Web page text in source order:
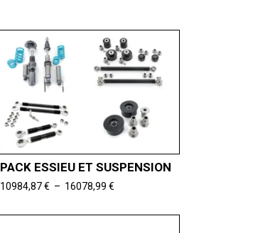
PACK ESSIEU ET SUSPENSION
10984,87€ – 16078,99€
prix :